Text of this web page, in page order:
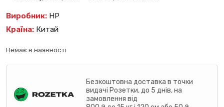
Виробник: HP
Країна: Китай
Немає в наявності
Безкоштовна доставка в точки
видачі Розетки, до 5 днів, на
замовлення від